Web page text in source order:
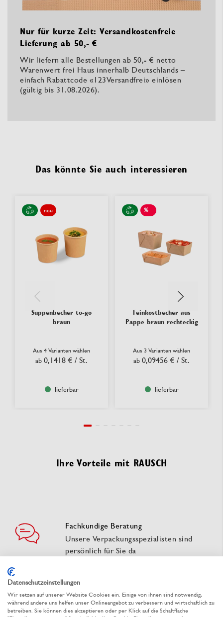
Nur für kurze Zeit: Versandkostenfreie
Lieferung ab 50,- €
Wir liefern alle Bestellungen ab 50,- € netto
Warenwert frei Haus innerhalb Deutschlands –
einfach Rabattcode «123Versandfrei» einlösen
(gültig bis 31.08.2026).
Das könnte Sie auch interessieren
neu
Suppenbecher to-go
braun
Aus 4 Varianten wählen
ab 0,1418 € / St.
lieferbar
%
Feinkostbecher aus
Pappe braun rechteckig
Aus 3 Varianten wählen
ab 0,09456 € / St.
lieferbar
Ihre Vorteile mit RAUSCH
Fachkundige Beratung
Unsere Verpackungsspezialisten sind
persönlich für Sie da
So treffen Sie eine sichere
Verpackungswahl
Datenschutzeinstellungen
Wir setzen auf unserer Website Cookies ein. Einige von ihnen sind notwendig,
während andere uns helfen unser Onlineangebot zu verbessern und wirtschaftlich zu
betreiben. Sie können dies akzeptieren oder per Klick auf die Schaltfläche